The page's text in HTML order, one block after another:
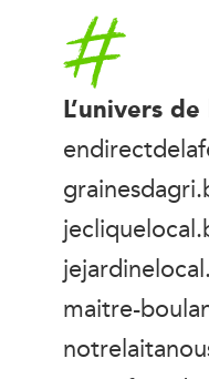
Accueil
L’univers
maitre-